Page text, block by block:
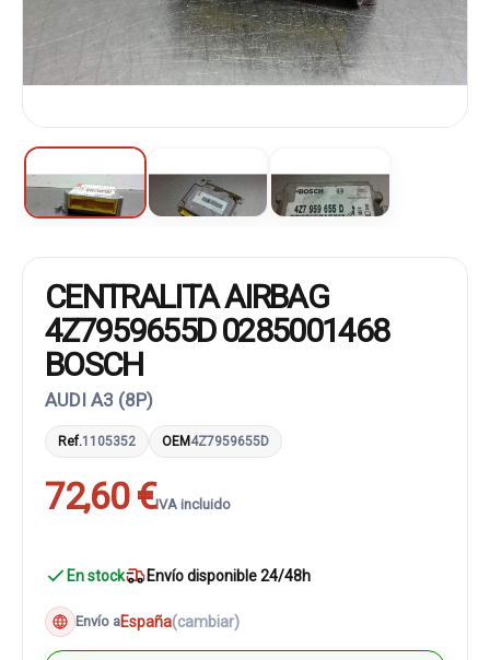
CENTRALITA AIRBAG
4Z7959655D 0285001468
BOSCH
AUDI A3 (8P)
Ref.1105352 OEM4Z7959655D
72,60 €IVA incluido
En stock Envío disponible 24/48h
Envío aEspaña(cambiar)